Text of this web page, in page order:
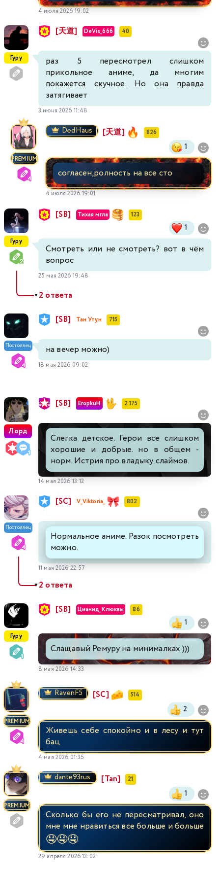
4 июля 2026 19:02
Гуру
[天道] DeVis_666 40
раз 5 пересмотрел слишком
прикольное аниме, да многим
покажется скучное. Но она правда
затягивает
3 июня 2026 11:48
PREMIUM
DedHaus [天道] 826
1
согласен,ролность на все сто
4 июля 2026 19:01
Гуру
[SB] Тихая мгла 123
1
Смотреть или не смотреть? вот в чём
вопрос
25 мая 2026 19:48
▼2 ответа
Постоялец
[SB] Тан Утун 715
на вечер можно)
18 мая 2026 09:02
Лорд
[SB] EropkuH 2 175
Слегка детское. Герои все слишком
хорошие и добрые. но в общем -
норм. Истрия про владыку слаймов.
14 мая 2026 13:12
Постоялец
[SC] V_Viktoria_ 802
Нормальное аниме. Разок посмотреть
можно.
11 мая 2026 22:57
▼2 ответа
Гуру
[SB] Цианид_Клюквы 86
1
Слащавый Ремуру на минималках )))
8 мая 2026 14:33
PREMIUM
RavenF5 [SC] 514
2
Живешь себе спокойно и в лесу и тут
бац
4 мая 2026 01:35
PREMIUM
dante93rus [Tan] 21
1
Сколько бы его не пересматривал, оно
мне мне нравиться все больше и больше
🤤🤤🤤
29 апреля 2026 13:02